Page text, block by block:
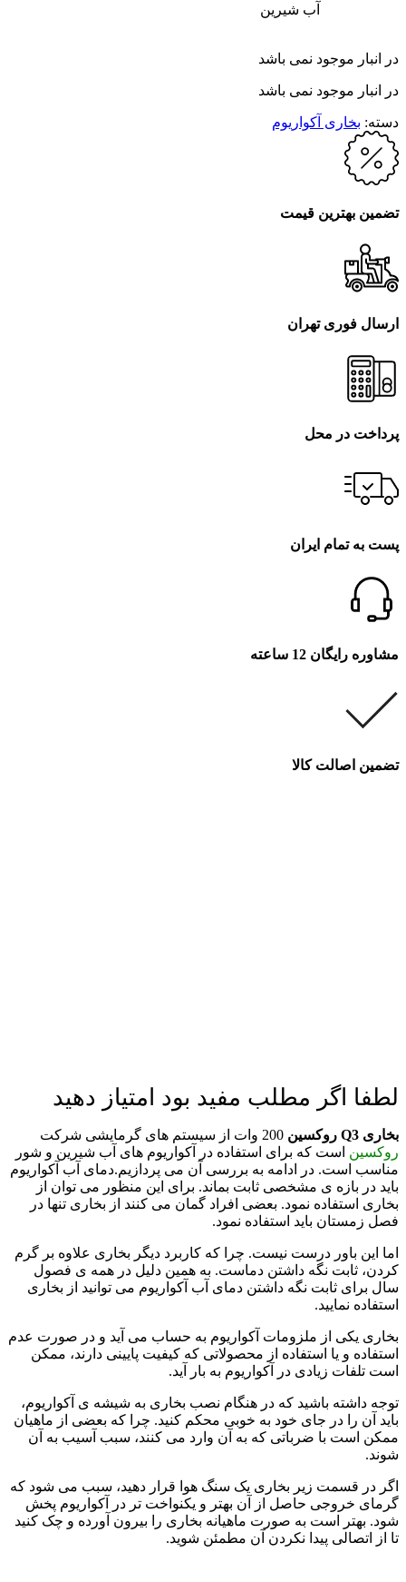
آب شیرین
در انبار موجود نمی باشد
در انبار موجود نمی باشد
دسته: بخاری آکواریوم
تضمین بهترین قیمت
ارسال فوری تهران
پرداخت در محل
پست به تمام ایران
مشاوره رایگان 12 ساعته
تضمین اصالت کالا
لطفا اگر مطلب مفید بود امتیاز دهید
بخاری Q3 روکسین
روکسین است که برای استفاده در آکواریوم های آب شیرین و شور
مناسب است. در ادامه به بررسی آن می پردازیم.دمای آب آکواریوم
باید در بازه ی مشخصی ثابت بماند. برای این منظور می توان از
بخاری استفاده نمود. بعضی افراد گمان می کنند از بخاری تنها در
فصل زمستان باید استفاده نمود.
اما این باور درست نیست. چرا که کاربرد دیگر بخاری علاوه بر گرم
کردن، ثابت نگه داشتن دماست. به همین دلیل در همه ی فصول
سال برای ثابت نگه داشتن دمای آب آکواریوم می توانید از بخاری
استفاده نمایید.
بخاری یکی از ملزومات آکواریوم به حساب می آید و در صورت عدم
استفاده و یا استفاده از محصولاتی که کیفیت پایینی دارند، ممکن
است تلفات زیادی در آکواریوم به بار آید.
توجه داشته باشید که در هنگام نصب بخاری به شیشه ی آکواریوم،
باید آن را در جای خود به خوبی محکم کنید. چرا که بعضی از ماهیان
ممکن است با ضرباتی که به آن وارد می کنند، سبب آسیب به آن
شوند.
اگر در قسمت زیر بخاری یک سنگ هوا قرار دهید، سبب می شود که
گرمای خروجی حاصل از آن بهتر و یکنواخت تر در آکواریوم پخش
شود. بهتر است به صورت ماهیانه بخاری را بیرون آورده و چک کنید
تا از اتصالی پیدا نکردن آن مطمئن شوید.